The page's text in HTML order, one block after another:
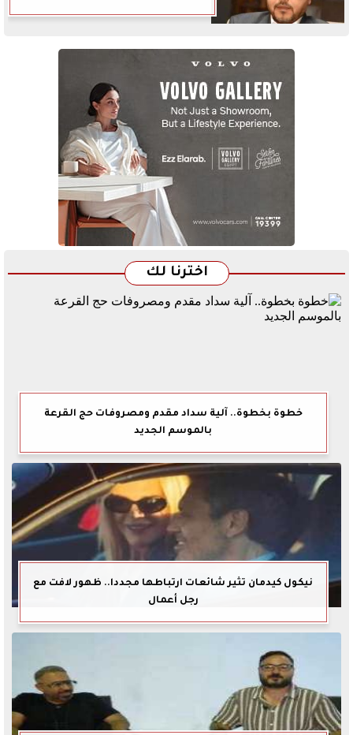
اخترنا لك
خطوة بخطوة.. آلية سداد مقدم ومصروفات حج القرعة
بالموسم الجديد
نيكول كيدمان تثير شائعات ارتباطها مجددا.. ظهور لافت مع
رجل أعمال